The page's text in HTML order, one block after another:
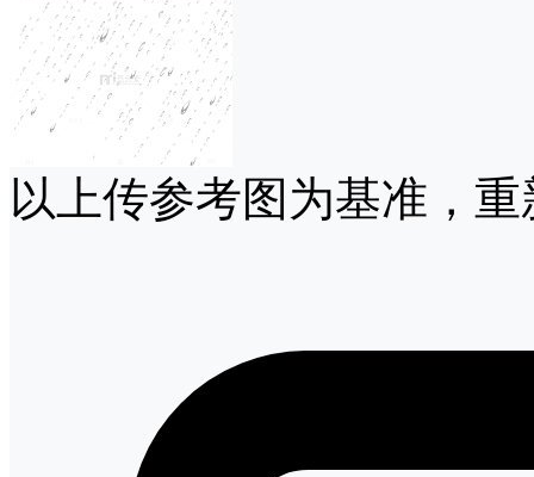
以上传参考图为基准，